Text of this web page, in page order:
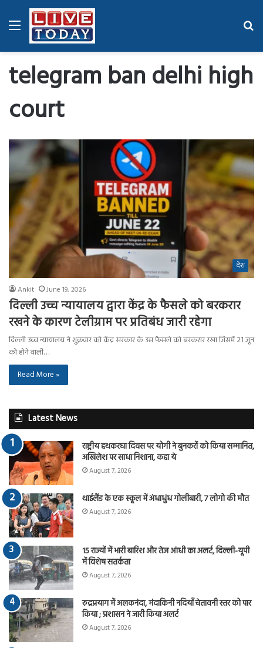
Menu
telegram ban delhi high
court
देश
Ankit June 19, 2026
दिल्ली उच्च न्यायालय द्वारा केंद्र के फैसले को बरकरार
रखने के कारण टेलीग्राम पर प्रतिबंध जारी रहेगा
दिल्ली उच्च न्यायालय ने शुक्रवार को केंद्र सरकार के उस फैसले को बरकरार रखा जिसमें 21 जून
को होने वाली…
Read More »
Latest News
राष्ट्रीय हथकरघा दिवस पर योगी ने बुनकरों को किया सम्मानित,
अखिलेश पर साधा निशाना, कहा ये
August 7, 2026
थाईलैंड के एक स्कूल में अंधाधुंध गोलीबारी, 7 लोगो की मौत
August 7, 2026
15 राज्यों में भारी बारिश और तेज आंधी का अलर्ट, दिल्ली-यूपी
में विशेष सतर्कता
August 7, 2026
रुद्रप्रयाग में अलकनंदा, मंदाकिनी नदियाँ चेतावनी स्तर को पार
किया ; प्रशासन ने जारी किया अलर्ट
August 7, 2026